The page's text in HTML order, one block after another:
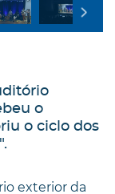
o
o ciclo dos
exterior da